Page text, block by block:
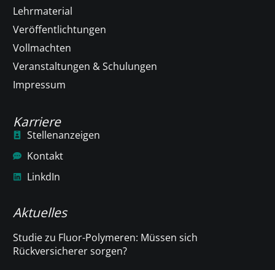
Lehrmaterial
Veröffentlichtungen
Vollmachten
Veranstaltungen & Schulungen
Impressum
Karriere
Stellenanzeigen
Kontakt
LinkdIn
Aktuelles
Studie zu Fluor-Polymeren: Müssen sich
Rückversicherer sorgen?